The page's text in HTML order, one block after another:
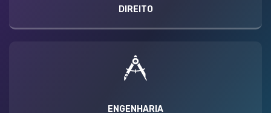
DIREITO
ENGENHARIA